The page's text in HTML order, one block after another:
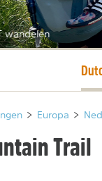
wandelen
> Europa >
Trail